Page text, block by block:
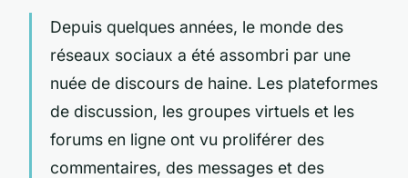
Depuis quelques années, le monde des
réseaux sociaux a été assombri par une
nuée de discours de haine. Les plateformes
de discussion, les groupes virtuels et les
forums en ligne ont vu proliférer des
commentaires, des messages et des